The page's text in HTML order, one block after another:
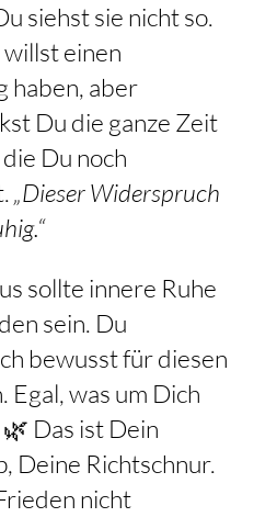
siehst sie nicht so.
einen
haben, aber
Du die ganze Zeit
Du noch
„Dieser Widerspruch
sollte innere Ruhe
sein. Du
bewusst für diesen
Egal, was um Dich
Das ist Dein
Deine Richtschnur.
nicht